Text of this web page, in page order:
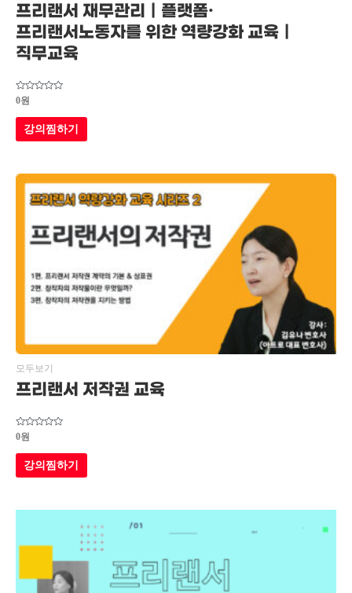
프리랜서 재무관리｜플랫폼·
프리랜서노동자를 위한 역량강화 교육｜
직무교육
5
중에서
0
로
평가됨
0원
강의찜하기
모두보기
프리랜서 저작권 교육
5
중에서
0
로
평가됨
0원
강의찜하기